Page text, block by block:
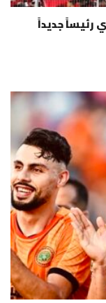
رئيساً جديداً